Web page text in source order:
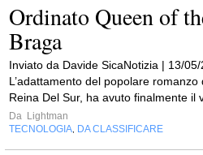
Ordinato Queen of
Braga
Inviato da Davide SicaNotizia | 13/
L’adattamento del popolare
Reina Del Sur, ha avuto finalmente il
Da Lightman
TECNOLOGIA, DA CLASSIFICARE